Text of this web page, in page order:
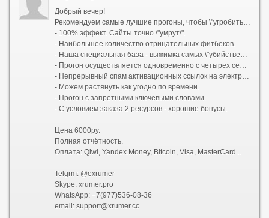
Добрый вечер!
Рекомендуем самые лучшие прогоны, чтобы \"угробить\" веб-сайт ваших конкурентов. Цена: от 2 тыс р.
- 100% эффект. Сайты точно \"умрут\".
- Наибольшее количество отрицательных фитбеков.
- Наша специальная база - выжимка самых \"убийственных\" площадок из 10 млн. сайтов (порно, вирусные, спамные и тому подобные). Работает бесперебойно.
- Прогон осуществляется одновременно с четырех серверов.
- Непрерывный спам активационных ссылок на электронную почту.
- Можем растянуть как угодно по времени.
- Прогон с запретными ключевыми словами.
- С условием заказа 2 ресурсов - хорошие бонусы.
Цена 6000py.
Полная отчётность.
Оплата: Qiwi, Yandex.Money, Bitcoin, Visa, MasterCard...
Telgrm: @exrumer
Skype: xrumer.pro
WhatsApp: +7(977)536-08-36
email: support@xrumer.cc